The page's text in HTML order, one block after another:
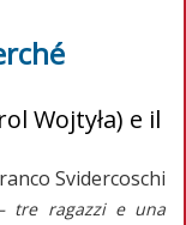
Wojtyła) e il
Svidercoschi
tre ragazzi e una